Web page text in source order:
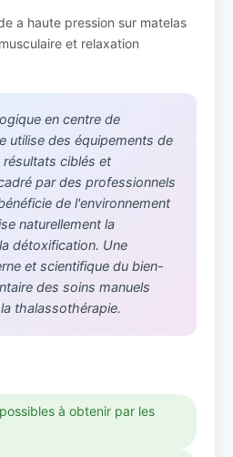
a haute pression sur matelas
et relaxation
en centre de
utilise des équipements de
ciblés et
par des professionnels
de l'environnement
naturellement la
détoxification. Une
et scientifique du bien-
des soins manuels
thalassothérapie.
à obtenir par les